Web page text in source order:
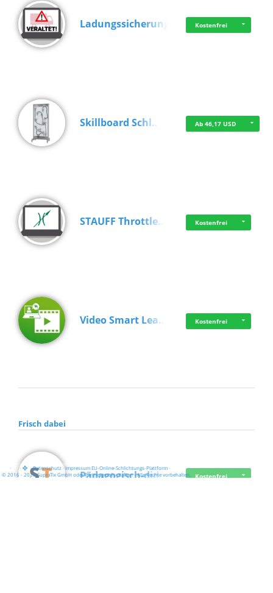
Ladungssicherung Kostenfrei
Skillboard Schl… Ab 46,17 USD
STAUFF Throttle… Kostenfrei
Video Smart Lea… Kostenfrei
Frisch dabei
Pädagogisch-did… Kostenfrei
· · ·Datenschutz·Impressum EU-Online-Schlichtungs-Plattform·
© 2016 - 2026 SupraTix GmbH oder Partnergesellschaften - Alle Rechte vorbehalten.